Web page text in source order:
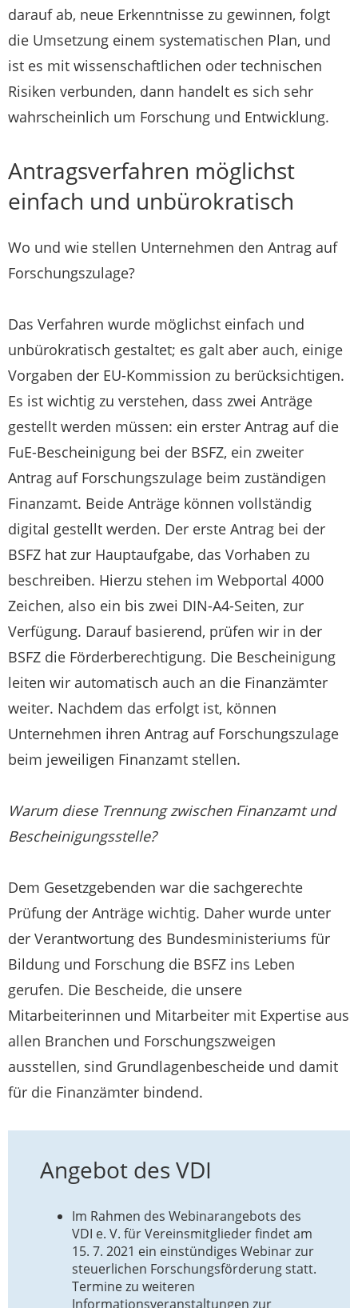
darauf ab, neue Erkenntnisse zu gewinnen, folgt
die Umsetzung einem systematischen Plan, und
ist es mit wissenschaftlichen oder technischen
Risiken verbunden, dann handelt es sich sehr
wahrscheinlich um Forschung und Entwicklung.
Antragsverfahren möglichst
einfach und unbürokratisch
Wo und wie stellen Unternehmen den Antrag auf
Forschungszulage?
Das Verfahren wurde möglichst einfach und
unbürokratisch gestaltet; es galt aber auch, einige
Vorgaben der EU-Kommission zu berücksichtigen.
Es ist wichtig zu verstehen, dass zwei Anträge
gestellt werden müssen: ein erster Antrag auf die
FuE-Bescheinigung bei der BSFZ, ein zweiter
Antrag auf Forschungszulage beim zuständigen
Finanzamt. Beide Anträge können vollständig
digital gestellt werden. Der erste Antrag bei der
BSFZ hat zur Hauptaufgabe, das Vorhaben zu
beschreiben. Hierzu stehen im Webportal 4000
Zeichen, also ein bis zwei DIN-A4-Seiten, zur
Verfügung. Darauf basierend, prüfen wir in der
BSFZ die Förderberechtigung. Die Bescheinigung
leiten wir automatisch auch an die Finanzämter
weiter. Nachdem das erfolgt ist, können
Unternehmen ihren Antrag auf Forschungszulage
beim jeweiligen Finanzamt stellen.
Warum diese Trennung zwischen Finanzamt und
Bescheinigungsstelle?
Dem Gesetzgebenden war die sachgerechte
Prüfung der Anträge wichtig. Daher wurde unter
der Verantwortung des Bundesministeriums für
Bildung und Forschung die BSFZ ins Leben
gerufen. Die Bescheide, die unsere
Mitarbeiterinnen und Mitarbeiter mit Expertise aus
allen Branchen und Forschungszweigen
ausstellen, sind Grundlagenbescheide und damit
für die Finanzämter bindend.
Angebot des VDI
Im Rahmen des Webinarangebots des
VDI e. V. für Vereinsmitglieder findet am
15. 7. 2021 ein einstündiges Webinar zur
steuerlichen Forschungsförderung statt.
Termine zu weiteren
Informationsveranstaltungen zur